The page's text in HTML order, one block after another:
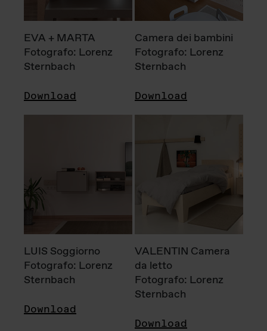
EVA + MARTA
Fotografo: Lorenz
Sternbach
Download
Camera dei bambini
Fotografo: Lorenz
Sternbach
Download
LUIS Soggiorno
Fotografo: Lorenz
Sternbach
Download
VALENTIN Camera
da letto
Fotografo: Lorenz
Sternbach
Download